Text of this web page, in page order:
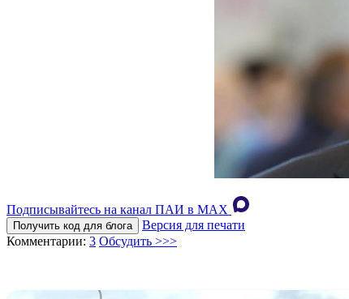
Подписывайтесь на канал ПАИ в MAХ
Получить код для блога
Версия для печати
Комментарии: 3 Обсудить >>>